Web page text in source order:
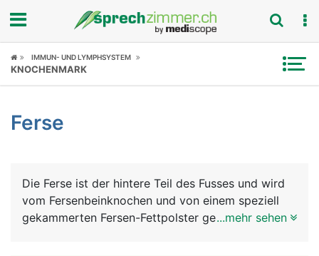
Fokus
Symptome
News
IMMUN- UND LYMPHSYSTEM
KNOCHENMARK
Ferse
Die Ferse ist der hintere Teil des Fusses und wird
vom Fersenbeinknochen und von einem speziell
gekammerten Fersen-Fettpolster gebildet, der als
...mehr sehen